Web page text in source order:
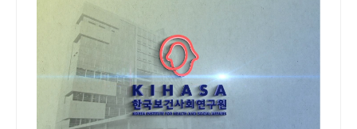
기록물 아카이브
사진 아카이브 문서 기록물 행정박물 영상 기록물
주년 기념